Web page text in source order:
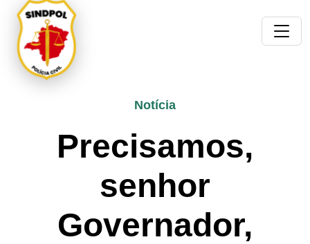
Notícia
Precisamos,
senhor
Governador,